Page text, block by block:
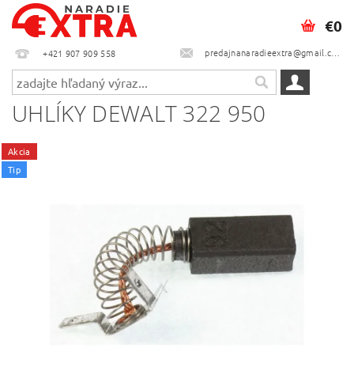
+421 907 909 558 predajnanaradieextra@gmail.com
€0
UHLÍKY DEWALT 322 950
Akcia
Tip